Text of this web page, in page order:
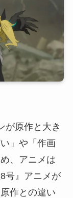
が原作と大き
」や「作画
、アニメは
号』アニメが
作との違い